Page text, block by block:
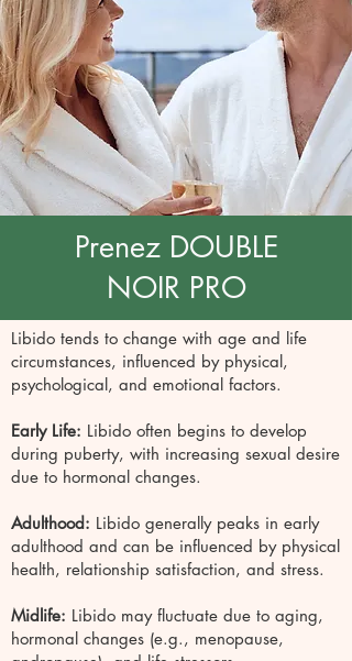
Prenez DOUBLE
NOIR PRO
Libido tends to change with age and life
circumstances, influenced by physical,
psychological, and emotional factors.
Early Life: Libido often begins to develop
during puberty, with increasing sexual desire
due to hormonal changes.
Adulthood: Libido generally peaks in early
adulthood and can be influenced by physical
health, relationship satisfaction, and stress.
Midlife: Libido may fluctuate due to aging,
hormonal changes (e.g., menopause,